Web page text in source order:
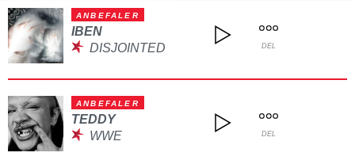
ANBEFALER
IBEN
DISJOINTED
DEL
ANBEFALER
TEDDY
WWE
DEL